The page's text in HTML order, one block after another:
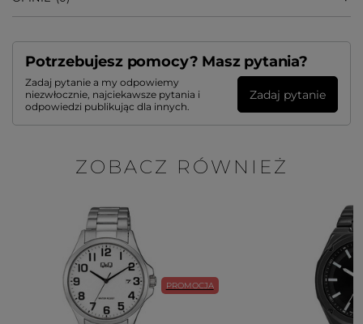
Potrzebujesz pomocy? Masz pytania?
Zadaj pytanie a my odpowiemy
niezwłocznie, najciekawsze pytania i
odpowiedzi publikując dla innych.
Zadaj pytanie
ZOBACZ RÓWNIEŻ
PROMOCJA